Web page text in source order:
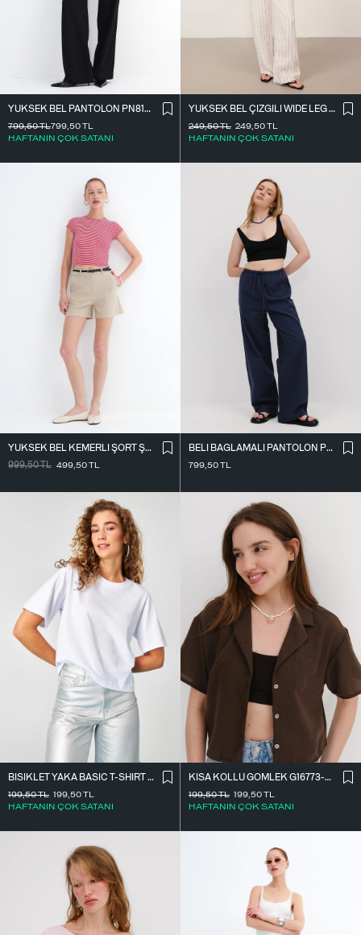
YÜKSEK BEL PANTOLON PN8130-R4
799,50TL
HAFTANIN ÇOK SATANI
799,50TL
YÜKSEK BEL ÇIZGILI WIDE LEG PANTOLON PN13730-L4
249,50TL
HAFTANIN ÇOK SATANI
249,50TL
YÜKSEK BEL KEMERLI ŞORT Ş02336
999,50TL 499,50TL
BELI BAĞLAMALI PANTOLON PN17449
799,50TL
BISIKLET YAKA BASIC T-SHIRT P1002-E8
199,50TL
HAFTANIN ÇOK SATANI
199,50TL
KISA KOLLU GÖMLEK G16773-Z8
199,50TL
HAFTANIN ÇOK SATANI
199,50TL